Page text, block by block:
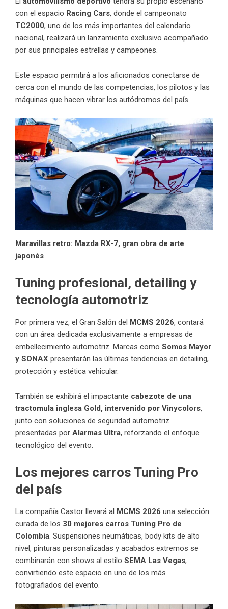
con el espacio Racing Cars, donde el campeonato
TC2000, uno de los más importantes del calendario
nacional, realizará un lanzamiento exclusivo acompañado
por sus principales estrellas y campeones.
Este espacio permitirá a los aficionados conectarse de
cerca con el mundo de las competencias, los pilotos y las
máquinas que hacen vibrar los autódromos del país.
Maravillas retro: Mazda RX-7, gran obra de arte
japonés
Tuning profesional, detailing y
tecnología automotriz
Por primera vez, el Gran Salón del MCMS 2026, contará
con un área dedicada exclusivamente a empresas de
embellecimiento automotriz. Marcas como Somos Mayor
y SONAX presentarán las últimas tendencias en detailing,
protección y estética vehicular.
También se exhibirá el impactante cabezote de una
tractomula inglesa Gold, intervenido por Vinycolors,
junto con soluciones de seguridad automotriz
presentadas por Alarmas Ultra, reforzando el enfoque
tecnológico del evento.
Los mejores carros Tuning Pro
del país
La compañía Castor llevará al MCMS 2026 una selección
curada de los 30 mejores carros Tuning Pro de
Colombia. Suspensiones neumáticas, body kits de alto
nivel, pinturas personalizadas y acabados extremos se
combinarán con shows al estilo SEMA Las Vegas,
convirtiendo este espacio en uno de los más
fotografiados del evento.